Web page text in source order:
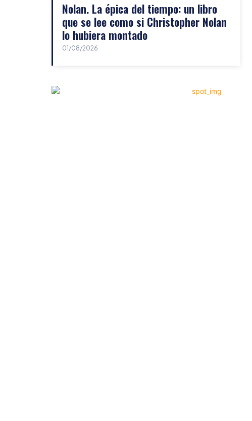
Nolan. La épica del tiempo: un libro
que se lee como si Christopher Nolan
lo hubiera montado
01/08/2026